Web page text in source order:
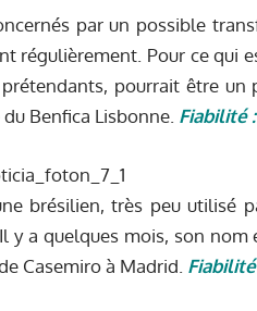
par un possible
régulièrement. Pour ce qui
pourrait être
Benfica Lisbonne. Fiabilité
brésilien, très peu utilisé
y a quelques mois, son nom
Casemiro à Madrid.